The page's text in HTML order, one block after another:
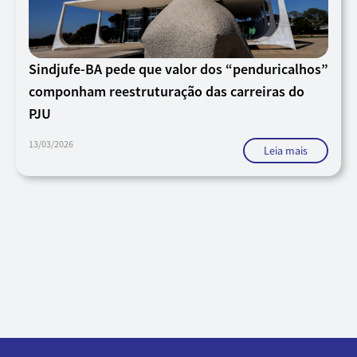
Sindjufe-BA pede que valor dos “penduricalhos”
componham reestruturação das carreiras do
PJU
13/03/2026 Leia mais